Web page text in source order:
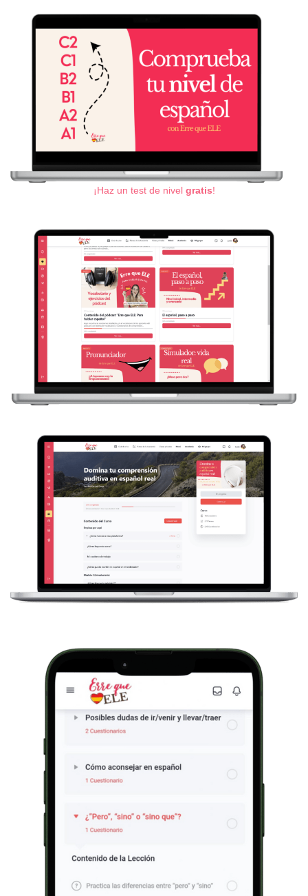
¡Haz un test de nivel gratis!